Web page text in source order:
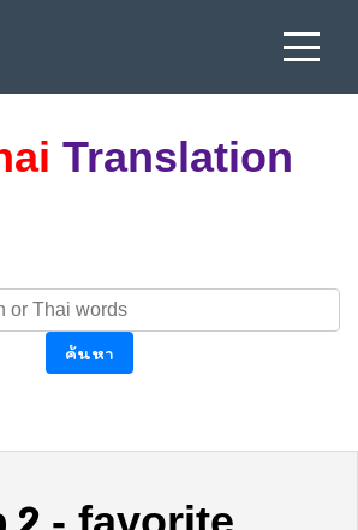
Translation
ค้นหา